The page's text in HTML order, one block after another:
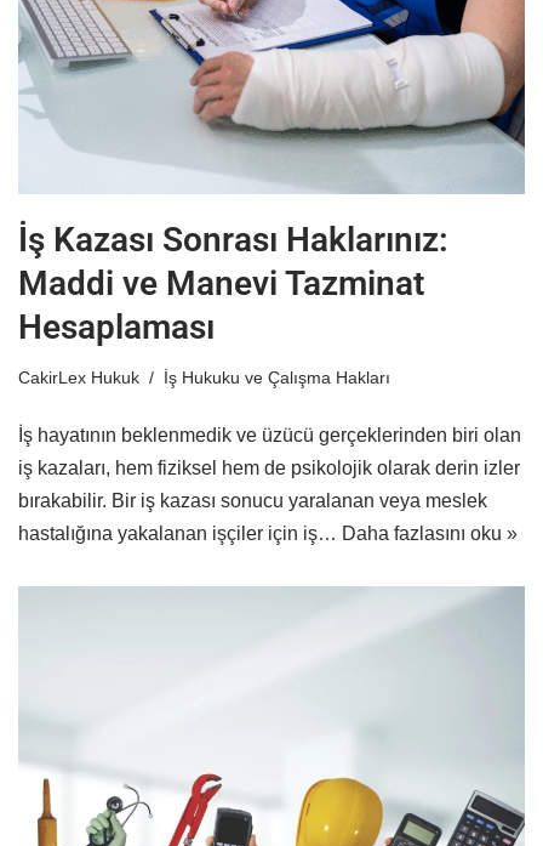
İş Kazası Sonrası Haklarınız:
Maddi ve Manevi Tazminat
Hesaplaması
CakirLex Hukuk İş Hukuku ve Çalışma Hakları
İş hayatının beklenmedik ve üzücü gerçeklerinden biri olan
iş kazaları, hem fiziksel hem de psikolojik olarak derin izler
bırakabilir. Bir iş kazası sonucu yaralanan veya meslek
hastalığına yakalanan işçiler için iş… Daha fazlasını oku »